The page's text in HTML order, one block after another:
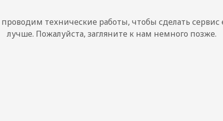
технические работы, чтобы сделать сервис
лучше. Пожалуйста, загляните к нам немного позже.